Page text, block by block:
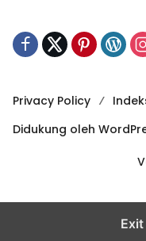
Privacy Policy
Didukung oleh